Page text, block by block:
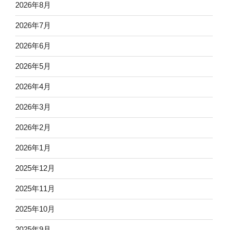
2026年8月
2026年7月
2026年6月
2026年5月
2026年4月
2026年3月
2026年2月
2026年1月
2025年12月
2025年11月
2025年10月